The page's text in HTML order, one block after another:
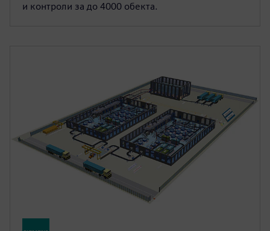
и контроли за до 4000 обекта.